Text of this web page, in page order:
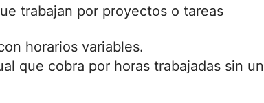
trabajan por proyectos o tareas
horarios variables.
que cobra por horas trabajadas sin un